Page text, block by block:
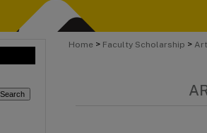
Home > Faculty Scholarship >